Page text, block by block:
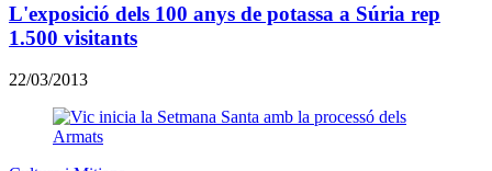
L'exposició dels 100 anys de potassa a Súria rep
1.500 visitants
22/03/2013